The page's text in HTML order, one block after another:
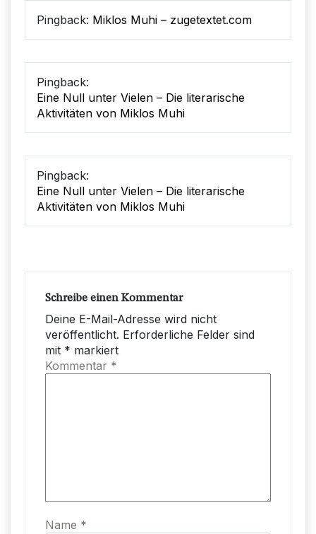
Pingback: Miklos Muhi – zugetextet.com
Pingback:
Eine Null unter Vielen – Die literarische
Aktivitäten von Miklos Muhi
Pingback:
Eine Null unter Vielen – Die literarische
Aktivitäten von Miklos Muhi
Schreibe einen Kommentar
Deine E-Mail-Adresse wird nicht
veröffentlicht. Erforderliche Felder sind
mit * markiert
Kommentar *
Name *